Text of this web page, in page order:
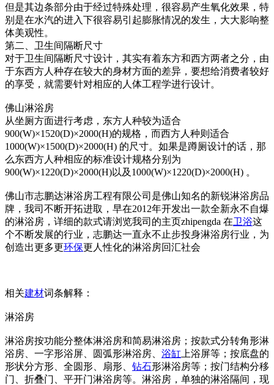
但是其边条部分由于经过特殊处理，很容易产生氧化效果，特
别是在水汽的进入下很容易引起膨胀情况的发生，大大影响整
体美观性。
第二、卫生间隔断尺寸
对于卫生间隔断尺寸设计，其实有着东方和西方两者之分，由
于东西方人种存在较大的身材方面的差异，要想给消费者较好
的享受，就需要针对相应的人体工程学进行设计。
佛山淋浴房
从坐厕方面进行考虑，东方人种较为适合
900(W)×1520(D)×2000(H)的规格，而西方人种则适合
1000(W)×1500(D)×2000(H) 的尺寸。如果是蹲厕设计的话，那
么东西方人种相应的标准设计规格分别为
900(W)×1220(D)×2000(H)以及1000(W)×1220(D)×2000(H) 。
佛山市志鹏达淋浴房工程有限公司是佛山知名的新锐淋浴房品
牌，我司不断开拓进取，早在2012年开发出一款全新永不自爆
的淋浴房，详细的款式请浏览我司的主页zhipengda 在卫浴这
个不断发展的行业，志鹏达一直永不止步投身淋浴房行业，为
创造出更多更环保更人性化的淋浴房回汇社会
相关建材词条解释：
淋浴房
淋浴房按功能分整体淋浴房和简易淋浴房；按款式分转角形淋
浴房、一字形浴屏、圆弧形淋浴房、 浴缸 上浴屏等；按底盘的
形状分方形、全圆形、扇形、 钻石形淋浴房等；按门结构分移
门、折叠门、平开门淋浴房等。淋浴房，单独的淋浴隔间，现